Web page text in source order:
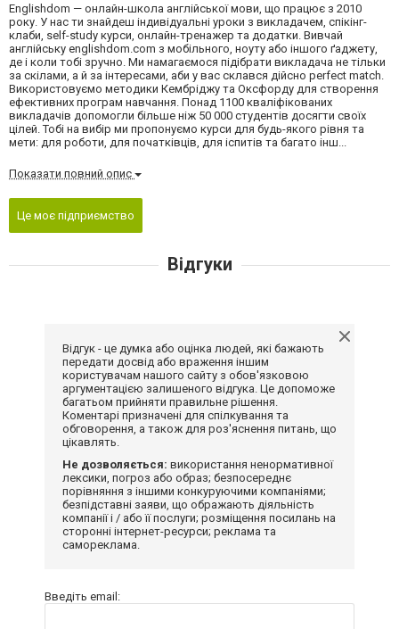
Englishdom — онлайн-школа англійської мови, що працює з 2010
року. У нас ти знайдеш індивідуальні уроки з викладачем, спікінг-
клаби, self-study курси, онлайн-тренажер та додатки. Вивчай
англійську englishdom.com з мобільного, ноуту або іншого ґаджету,
де і коли тобі зручно. Ми намагаємося підібрати викладача не тільки
за скілами, а й за інтересами, аби у вас склався дійсно perfect match.
Використовуємо методики Кембріджу та Оксфорду для створення
ефективних програм навчання. Понад 1100 кваліфікованих
викладачів допомогли більше ніж 50 000 студентів досягти своїх
цілей. Тобі на вибір ми пропонуємо курси для будь-якого рівня та
мети: для роботи, для початківців, для іспитів та багато інш...
Показати повний опис
Це моє підприємство
Відгуки
Відгук - це думка або оцінка людей, які бажають
передати досвід або враження іншим
користувачам нашого сайту з обов'язковою
аргументацією залишеного відгука. Це допоможе
багатьом прийняти правильне рішення.
Коментарі призначені для спілкування та
обговорення, а також для роз'яснення питань, що
цікавлять.
Не дозволяється: використання ненормативної
лексики, погроз або образ; безпосереднє
порівняння з іншими конкуруючими компаніями;
безпідставні заяви, що ображають діяльність
компанії і / або її послуги; розміщення посилань на
сторонні інтернет-ресурси; реклама та
самореклама.
Введіть email: